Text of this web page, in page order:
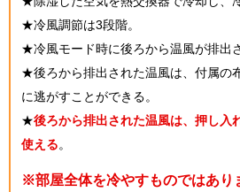
★冷風調節は3段階。
★冷風モード時に後ろから温風が排出
★後ろから排出された温風は、付属の
に逃がすことができる。
★後ろから排出された温風は、押し入
使える 。
※部屋全体を冷やすものではあり